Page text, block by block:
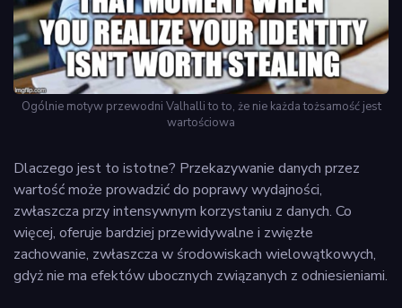
Ogólnie motyw przewodni Valhalli to to, że nie każda tożsamość jest
wartościowa
Dlaczego jest to istotne? Przekazywanie danych przez
wartość może prowadzić do poprawy wydajności,
zwłaszcza przy intensywnym korzystaniu z danych. Co
więcej, oferuje bardziej przewidywalne i zwięzłe
zachowanie, zwłaszcza w środowiskach wielowątkowych,
gdyż nie ma efektów ubocznych związanych z odniesieniami.